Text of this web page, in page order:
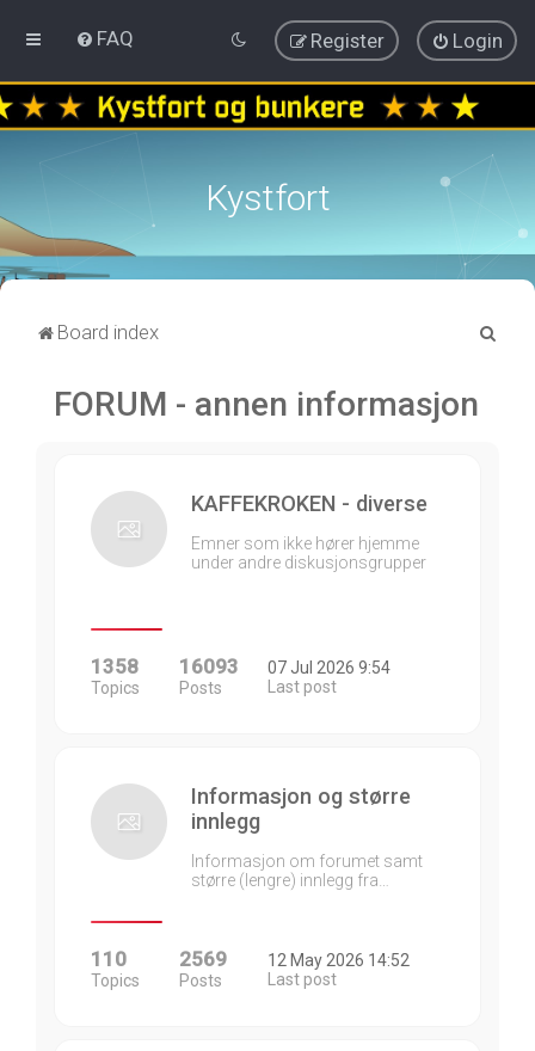
FAQ Login
Register
Kystfort
Board index
FORUM - annen informasjon
KAFFEKROKEN - diverse
Emner som ikke hører hjemme
under andre diskusjonsgrupper
1358
Topics
16093
Posts
07 Jul 2026 9:54
Last post
Informasjon og større
innlegg
Informasjon om forumet samt
større (lengre) innlegg fra…
110
Topics
2569
Posts
12 May 2026 14:52
Last post